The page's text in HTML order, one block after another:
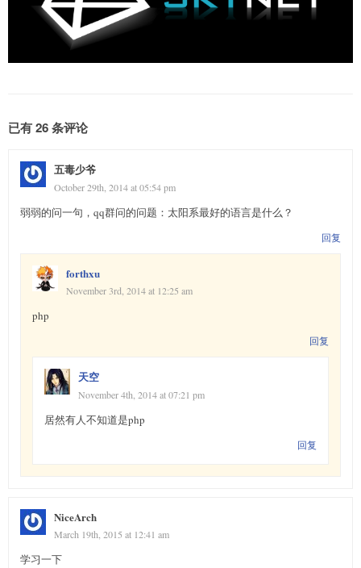
已有 26 条评论
五毒少爷
October 29th, 2014 at 05:54 pm
弱弱的问一句，qq群问的问题：太阳系最好的语言是什么？
回复
forthxu
November 3rd, 2014 at 12:25 am
php
回复
天空
November 4th, 2014 at 07:21 pm
居然有人不知道是php
回复
NiceArch
March 19th, 2015 at 12:41 am
学习一下